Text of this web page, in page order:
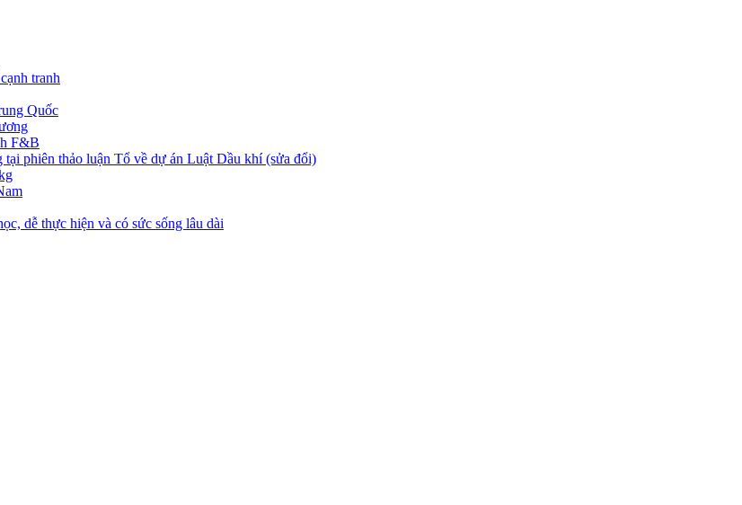
tranh
Quốc
F&B
phiên thảo luận Tổ về dự án Luật Dầu khí (sửa đổi)
dễ thực hiện và có sức sống lâu dài